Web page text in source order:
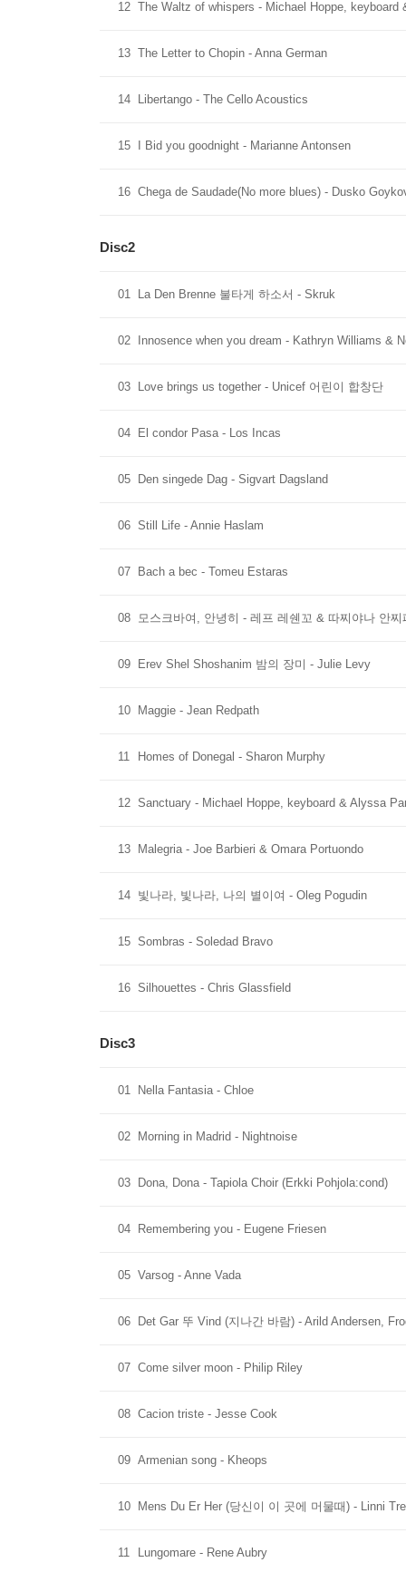
12 The Waltz of whispers - Michael Hoppe, keyboard
13 The Letter to Chopin - Anna German
14 Libertango - The Cello Acoustics
15 I Bid you goodnight - Marianne Antonsen
16 Chega de Saudade(No more blues) - Dusko
Disc2
01 La Den Brenne 불타게 하소서 - Skruk
02 Innosence when you dream - Kathryn Williams &
03 Love brings us together - Unicef 어린이 합창단
04 El condor Pasa - Los Incas
05 Den singede Dag - Sigvart Dagsland
06 Still Life - Annie Haslam
07 Bach a bec - Tomeu Estaras
08 모스크바여, 안녕히 - 레프 레쉔꼬 & 따찌야나 안찌
09 Erev Shel Shoshanim 밤의 장미 - Julie Levy
10 Maggie - Jean Redpath
11 Homes of Donegal - Sharon Murphy
12 Sanctuary - Michael Hoppe, keyboard & Alyssa
13 Malegria - Joe Barbieri & Omara Portuondo
14 빛나라, 빛나라, 나의 별이여 - Oleg Pogudin
15 Sombras - Soledad Bravo
16 Silhouettes - Chris Glassfield
Disc3
01 Nella Fantasia - Chloe
02 Morning in Madrid - Nightnoise
03 Dona, Dona - Tapiola Choir (Erkki Pohjola:cond)
04 Remembering you - Eugene Friesen
05 Varsog - Anne Vada
06 Det Gar 뚜 Vind (지나간 바람) - Arild Andersen,
07 Come silver moon - Philip Riley
08 Cacion triste - Jesse Cook
09 Armenian song - Kheops
10 Mens Du Er Her (당신이 이 곳에 머물때) - Linni
11 Lungomare - Rene Aubry